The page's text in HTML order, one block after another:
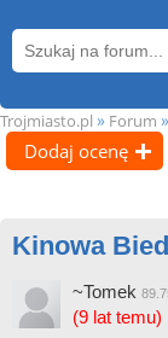
Trojmiasto.pl » Forum »
Dodaj ocenę
Kinowa
~Tomek
(9 lat temu)